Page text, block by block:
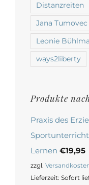
Distanzreiten
Jana Tumovec
Leonie
ways2liberty
Produkte
Praxis des
Lernen €19,95
zzgl.
Lieferzeit: Sofort